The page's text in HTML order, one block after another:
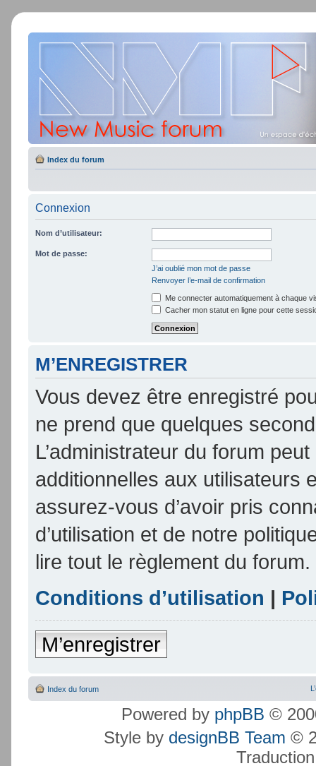
Index du forum
Connexion
Nom d’utilisateur:
Mot de passe:
J’ai oublié mon mot de passe
Renvoyer l’e-mail de confirmation
Me connecter automatiquement à chaque
Cacher mon statut en ligne pour cette
M’ENREGISTRER
Vous devez être enregistré
ne prend que quelques
L’administrateur du forum
additionnelles aux utilisateurs
assurez-vous d’avoir pris
d’utilisation et de notre
lire tout le règlement du forum.
Conditions d’utilisation |
M’enregistrer
Index du forum
Powered by phpBB ©
Style by designBB Team ©